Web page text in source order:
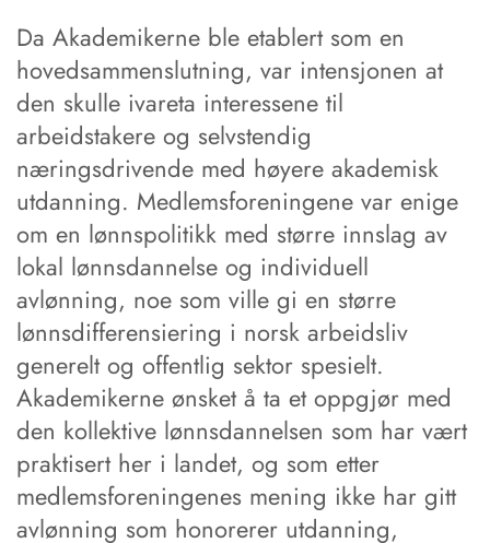
Da Akademikerne ble etablert som en
hovedsammenslutning, var intensjonen at
den skulle ivareta interessene til
arbeidstakere og selvstendig
næringsdrivende med høyere akademisk
utdanning. Medlemsforeningene var enige
om en lønnspolitikk med større innslag av
lokal lønnsdannelse og individuell
avlønning, noe som ville gi en større
lønnsdifferensiering i norsk arbeidsliv
generelt og offentlig sektor spesielt.
Akademikerne ønsket å ta et oppgjør med
den kollektive lønnsdannelsen som har vært
praktisert her i landet, og som etter
medlemsforeningenes mening ikke har gitt
avlønning som honorerer utdanning,